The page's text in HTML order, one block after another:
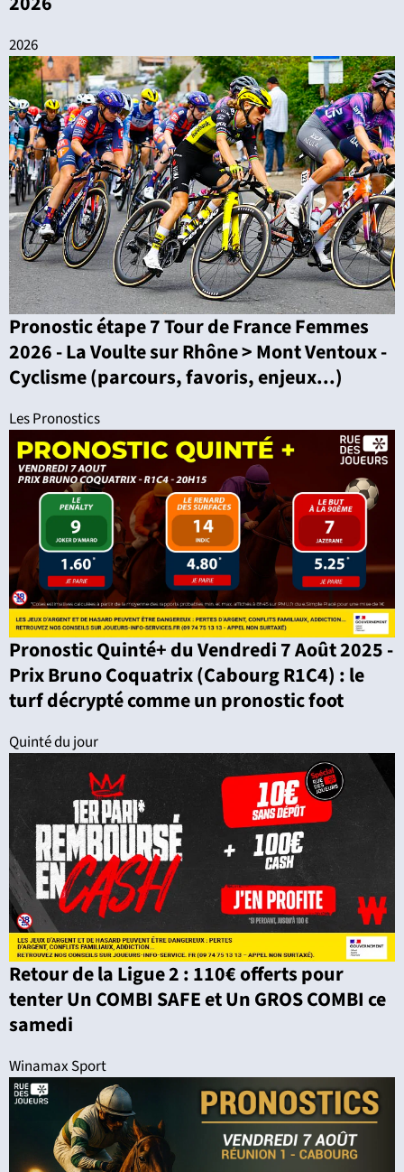
2026
Pronostic étape 7 Tour de France Femmes
2026 - La Voulte sur Rhône > Mont Ventoux -
Cyclisme (parcours, favoris, enjeux...)
Les Pronostics
Pronostic Quinté+ du Vendredi 7 Août 2025 -
Prix Bruno Coquatrix (Cabourg R1C4) : le
turf décrypté comme un pronostic foot
Quinté du jour
Retour de la Ligue 2 : 110€ offerts pour
tenter Un COMBI SAFE et Un GROS COMBI ce
samedi
Winamax Sport